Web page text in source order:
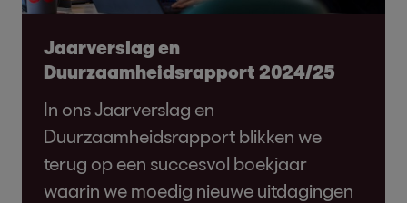
Jaarverslag en
Duurzaamheidsrapport 2024/25
In ons Jaarverslag en
Duurzaamheidsrapport blikken we
terug op een succesvol boekjaar
waarin we moedig nieuwe uitdagingen